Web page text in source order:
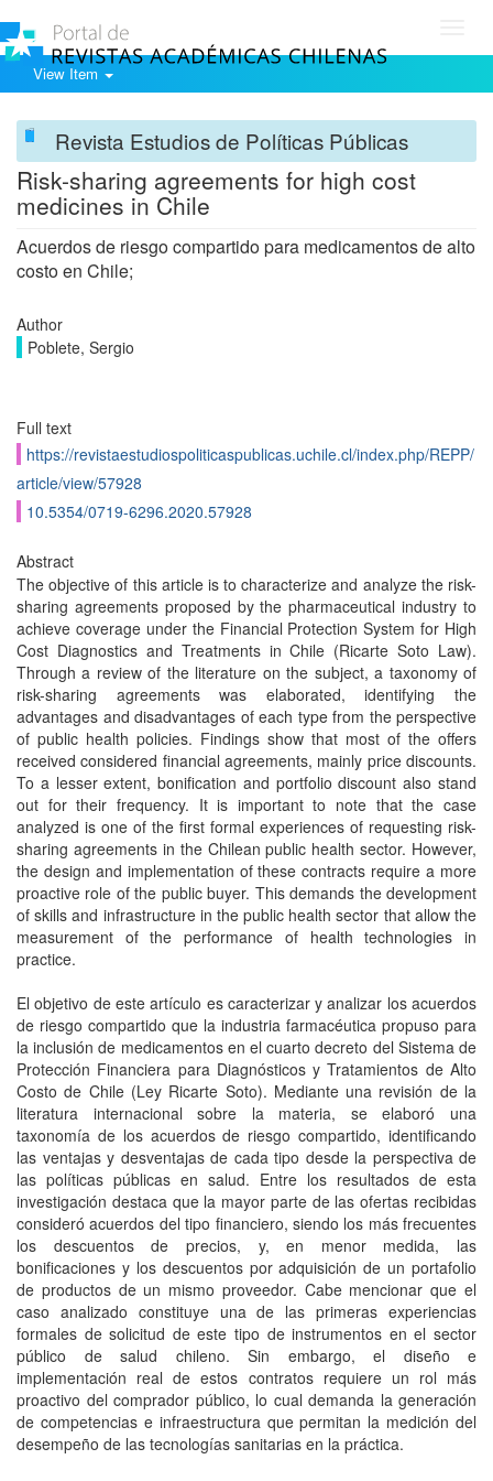
View Item
Revista Estudios de Políticas Públicas
Risk-sharing agreements for high cost
medicines in Chile
Acuerdos de riesgo compartido para medicamentos de alto
costo en Chile;
Author
Poblete, Sergio
Full text
https://revistaestudiospoliticaspublicas.uchile.cl/index.php/REPP/
article/view/57928
10.5354/0719-6296.2020.57928
Abstract
The objective of this article is to characterize and analyze the risk-
sharing agreements proposed by the pharmaceutical industry to
achieve coverage under the Financial Protection System for High
Cost Diagnostics and Treatments in Chile (Ricarte Soto Law).
Through a review of the literature on the subject, a taxonomy of
risk-sharing agreements was elaborated, identifying the
advantages and disadvantages of each type from the perspective
of public health policies. Findings show that most of the offers
received considered financial agreements, mainly price discounts.
To a lesser extent, bonification and portfolio discount also stand
out for their frequency. It is important to note that the case
analyzed is one of the first formal experiences of requesting risk-
sharing agreements in the Chilean public health sector. However,
the design and implementation of these contracts require a more
proactive role of the public buyer. This demands the development
of skills and infrastructure in the public health sector that allow the
measurement of the performance of health technologies in
practice.
El objetivo de este artículo es caracterizar y analizar los acuerdos
de riesgo compartido que la industria farmacéutica propuso para
la inclusión de medicamentos en el cuarto decreto del Sistema de
Protección Financiera para Diagnósticos y Tratamientos de Alto
Costo de Chile (Ley Ricarte Soto). Mediante una revisión de la
literatura internacional sobre la materia, se elaboró una
taxonomía de los acuerdos de riesgo compartido, identificando
las ventajas y desventajas de cada tipo desde la perspectiva de
las políticas públicas en salud. Entre los resultados de esta
investigación destaca que la mayor parte de las ofertas recibidas
consideró acuerdos del tipo financiero, siendo los más frecuentes
los descuentos de precios, y, en menor medida, las
bonificaciones y los descuentos por adquisición de un portafolio
de productos de un mismo proveedor. Cabe mencionar que el
caso analizado constituye una de las primeras experiencias
formales de solicitud de este tipo de instrumentos en el sector
público de salud chileno. Sin embargo, el diseño e
implementación real de estos contratos requiere un rol más
proactivo del comprador público, lo cual demanda la generación
de competencias e infraestructura que permitan la medición del
desempeño de las tecnologías sanitarias en la práctica.